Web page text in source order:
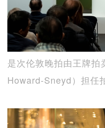
是次伦敦晚拍由王牌
Howard-Sneyd）担任